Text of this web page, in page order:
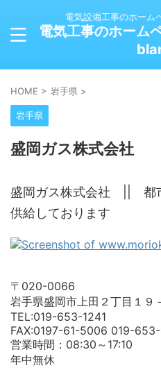
電気設備工事のホーム
電気工事のホーム
HOME > 岩手県 >
岩手県
盛岡ガス株式会社
盛岡ガス株式会社 || 都
供給しております
〒020-0066
岩手県盛岡市上田２丁目１９
TEL:019-653-1241
FAX:0197-61-5006 019-653-
営業時間：08:30～17:10
年中無休